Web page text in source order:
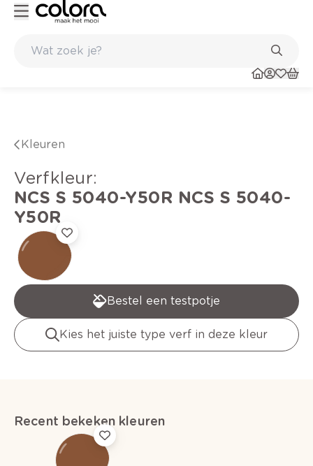
Kleuren
verfkleur:
NCS S 5040-Y50R NCS S 5040-
Y50R
Bestel een testpotje
Kies het juiste type verf in deze kleur
Recent bekeken kleuren